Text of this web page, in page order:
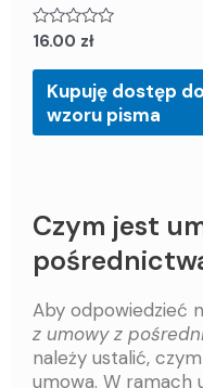
Oceniony
na
16.00 zł
Kupuję dostęp do
wzoru pisma
Czym jest
Aby odpowiedzieć
z umowy z
należy ustalić,
umowa. W ramach